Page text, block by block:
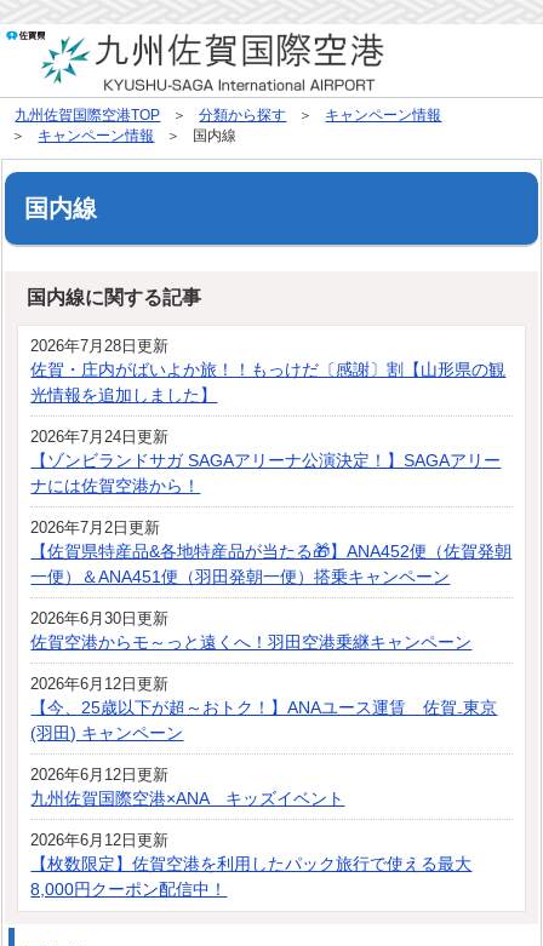
九州佐賀国際空港TOP 分類から探す
キャンペーン情報
キャンペーン情報
国内線
国内線
国内線に関する記事
2026年7月28日更新
佐賀・庄内がばいよか旅！！もっけだ〔感謝〕割【山形県の観
光情報を追加しました】
2026年7月24日更新
【ゾンビランドサガ SAGAアリーナ公演決定！】SAGAアリー
ナには佐賀空港から！
2026年7月2日更新
【佐賀県特産品&各地特産品が当たる🎁】ANA452便（佐賀発朝
一便）＆ANA451便（羽田発朝一便）搭乗キャンペーン
2026年6月30日更新
佐賀空港からモ～っと遠くへ！羽田空港乗継キャンペーン
2026年6月12日更新
【今、25歳以下が超～おトク！】ANAユース運賃 佐賀₋東京
(羽田) キャンペーン
2026年6月12日更新
九州佐賀国際空港×ANA キッズイベント
2026年6月12日更新
【枚数限定】佐賀空港を利用したパック旅行で使える最大
8,000円クーポン配信中！